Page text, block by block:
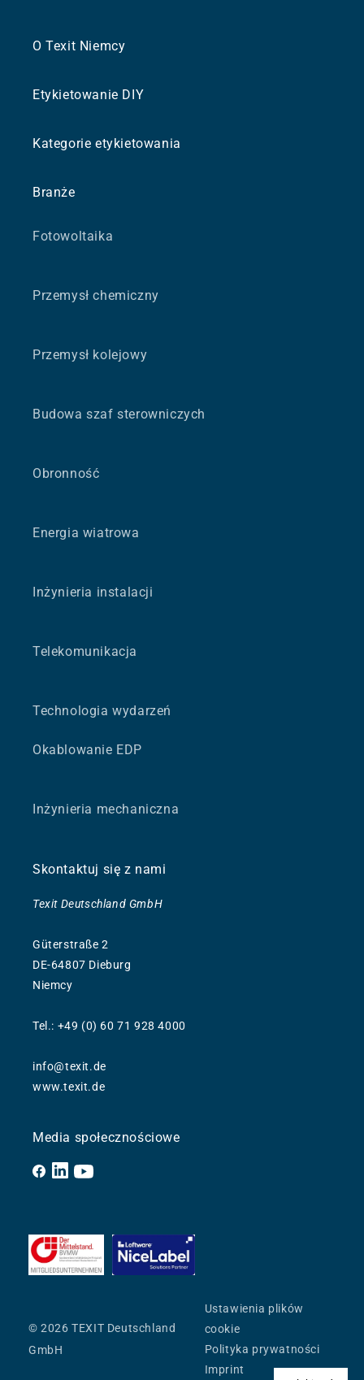
O Texit Niemcy
Etykietowanie DIY
Kategorie etykietowania
Branże
Fotowoltaika
Przemysł chemiczny
Przemysł kolejowy
Budowa szaf sterowniczych
Obronność
Energia wiatrowa
Inżynieria instalacji
Telekomunikacja
Technologia wydarzeń
Okablowanie EDP
Inżynieria mechaniczna
Skontaktuj się z nami
Texit Deutschland GmbH
Güterstraße 2
DE-64807 Dieburg
Niemcy
Tel.: +49 (0) 60 71 928 4000
info@texit.de
www.texit.de
Media społecznościowe
FacebookYouTube
© 2026 TEXIT Deutschland
GmbH
Ustawienia plików
cookie
Polityka prywatności
Imprint